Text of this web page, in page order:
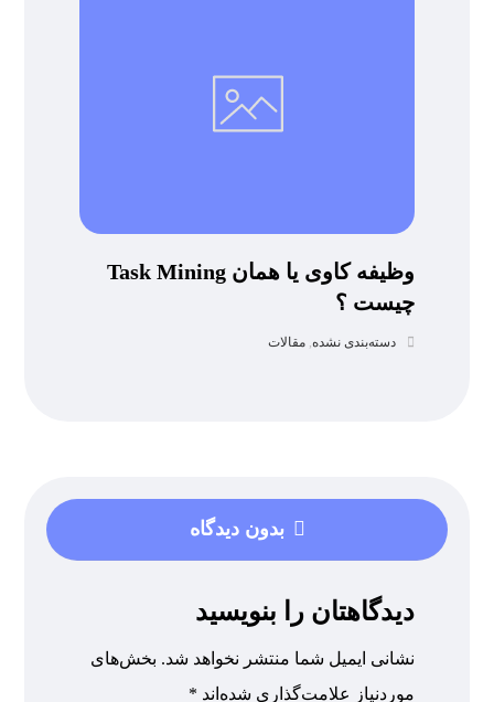
وظیفه کاوی یا همان Task Mining
چیست ؟
دسته‌بندی نشده ,مقالات
بدون دیدگاه
دیدگاهتان را بنویسید
نشانی ایمیل شما منتشر نخواهد شد. بخش‌های
موردنیاز علامت‌گذاری شده‌اند *